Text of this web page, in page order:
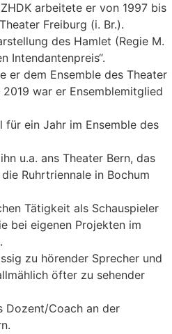
arbeitete er von 1997 bis
Freiburg (i. Br.).
des Hamlet (Regie M.
Intendantenpreis“.
er dem Ensemble des Theater
war er Ensemblemitglied
ein Jahr im Ensemble des
u.a. ans Theater Bern, das
Ruhrtriennale in Bochum
Tätigkeit als Schauspieler
bei eigenen Projekten im
zu hörender Sprecher und
öfter zu sehender
Dozent/Coach an der